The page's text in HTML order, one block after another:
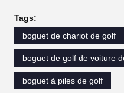
Tags:
boguet de chariot de golf
boguet de golf de voiture
boguet à piles de golf